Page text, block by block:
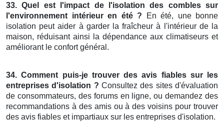
33. Quel est l'impact de l'isolation des combles sur
l'environnement intérieur en été ? En été, une bonne
isolation peut aider à garder la fraîcheur à l'intérieur de la
maison, réduisant ainsi la dépendance aux climatiseurs et
améliorant le confort général.
34. Comment puis-je trouver des avis fiables sur les
entreprises d'isolation ? Consultez des sites d'évaluation
de consommateurs, des forums en ligne, ou demandez des
recommandations à des amis ou à des voisins pour trouver
des avis fiables et impartiaux sur les entreprises d'isolation.